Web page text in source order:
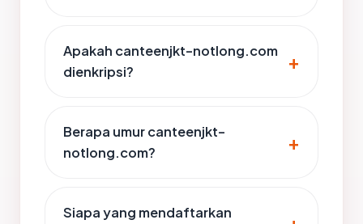
Apakah canteenjkt-notlong.com
dienkripsi?
Berapa umur canteenjkt-
notlong.com?
Siapa yang mendaftarkan